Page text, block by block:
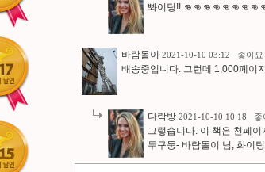
뽜이팅!!
바람돌이 2021-10-10 03:12 좋아요
배송중입니다. 그런데 1,000페이
다락방 2021-10-10 10:18 좋
그렇습니다. 이 책은 천페
두구둥- 바람돌이 님, 화이